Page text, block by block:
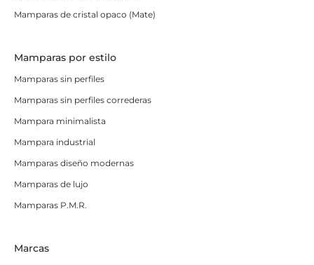
Mamparas de cristal opaco (Mate)
Mamparas por estilo
Mamparas sin perfiles
Mamparas sin perfiles correderas
Mampara minimalista
Mampara industrial
Mamparas diseño modernas
Mamparas de lujo
Mamparas P.M.R.
Marcas